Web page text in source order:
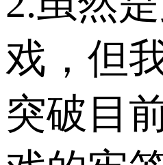
戏，但
突破目